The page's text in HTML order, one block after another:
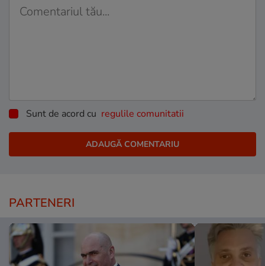
Sunt de acord cu regulile comunitatii
PARTENERI